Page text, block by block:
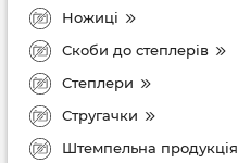
Ножиці
Скоби до степлерів
Степлери
Стругачки
Штемпельна продукція